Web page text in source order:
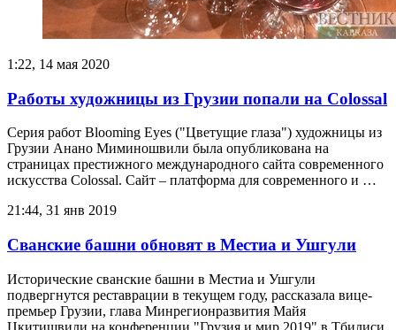
1:22, 14 мая 2020
Работы художницы из Грузии попали на Colossal
Серия работ Blooming Eyes ("Цветущие глаза") художницы из
Грузии Анано Миминошвили была опубликована на
страницах престижного международного сайта современного
искусства Colossal. Сайт – платформа для современного и …
21:44, 31 янв 2019
Сванские башни обновят в Местиа и Ушгули
Исторические сванские башни в Местиа и Ушгули
подвергнутся реставрации в текущем году, рассказала вице-
премьер Грузии, глава Минрегионразвития Майя
Цкитишвили на конференции "Грузия и мир 2019" в Тбилиси.